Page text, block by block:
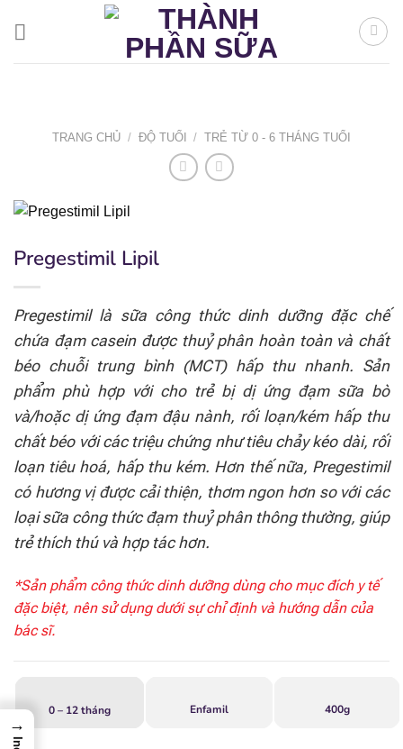
TRANG CHỦ / ĐỘ TUỔI / TRẺ TỪ 0 - 6 THÁNG TUỔI
Pregestimil Lipil
Pregestimil là sữa công thức dinh dưỡng đặc chế
chứa đạm casein được thuỷ phân hoàn toàn và chất
béo chuỗi trung bình (MCT) hấp thu nhanh. Sản
phẩm phù hợp với cho trẻ bị dị ứng đạm sữa bò
và/hoặc dị ứng đạm đậu nành, rối loạn/kém hấp thu
chất béo với các triệu chứng như tiêu chảy kéo dài, rối
loạn tiêu hoá, hấp thu kém. Hơn thế nữa, Pregestimil
có hương vị được cải thiện, thơm ngon hơn so với các
loại sữa công thức đạm thuỷ phân thông thường, giúp
trẻ thích thú và hợp tác hơn.
*Sản phẩm công thức dinh dưỡng dùng cho mục đích y tế
đặc biệt, nên sử dụng dưới sự chỉ định và hướng dẫn của
bác sĩ.
0 – 12 tháng Enfamil 400g
→